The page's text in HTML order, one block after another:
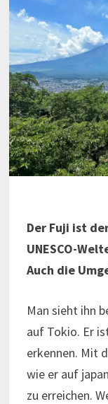
Der Fuji ist
UNESCO-
Auch die
Man sieht ihn
auf Tokio. Er
erkennen. Mit
wie er auf
zu erreichen.